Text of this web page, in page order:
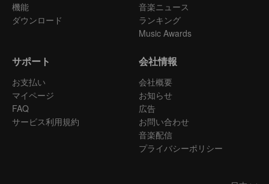
機能
ダウンロード
音楽ニュース
ランキング
Music Awards
サポート
お支払い
マイページ
FAQ
サービス利用規約
会社情報
会社概要
お知らせ
広告
お問い合わせ
音楽配信
プライバシーポリシー